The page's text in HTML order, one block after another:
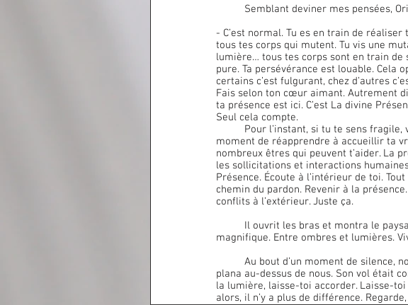
Semblant deviner mes pensées,
- C’est normal. Tu es en train de
tous tes corps qui mutent. Tu vis une
lumière… tous tes corps sont en train de
pure. Ta persévérance est louable. Cela
certains c’est fulgurant, chez d’autres
Fais selon ton cœur aimant. Autrement
ta présence est ici. C’est La divine
Seul cela compte.
Pour l’instant, si tu te sens fragile,
moment de réapprendre à accueillir ta
nombreux êtres qui peuvent t’aider. La
les sollicitations et interactions
Présence. Écoute à l’intérieur de toi.
chemin du pardon. Revenir à la
conflits à l’extérieur. Juste ça.
magnifique. Entre ombres et lumières.
plana au-dessus de nous. Son vol était
la lumière, laisse-toi accorder. Laisse-
alors, il n’y a plus de différence.